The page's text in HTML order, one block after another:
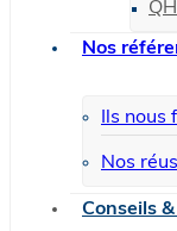
Nos
Ils
Nos
Conseils